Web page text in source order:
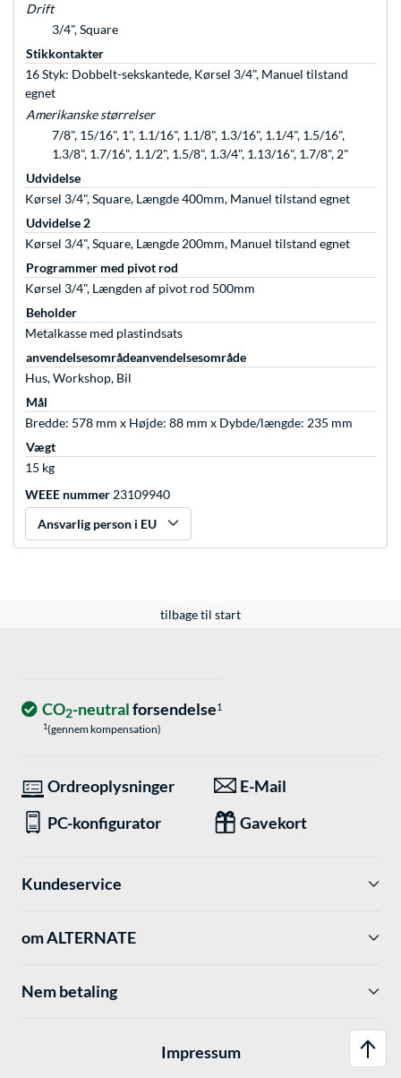
Drift
3/4", Square
Stikkontakter
16 Styk: Dobbelt-sekskantede, Kørsel 3/4", Manuel tilstand
egnet
Amerikanske størrelser
7/8", 15/16", 1", 1.1/16", 1.1/8", 1.3/16", 1.1/4", 1.5/16",
1.3/8", 1.7/16", 1.1/2", 1.5/8", 1.3/4", 1.13/16", 1.7/8", 2"
Udvidelse
Kørsel 3/4", Square, Længde 400mm, Manuel tilstand egnet
Udvidelse 2
Kørsel 3/4", Square, Længde 200mm, Manuel tilstand egnet
Programmer med pivot rod
Kørsel 3/4", Længden af pivot rod 500mm
Beholder
Metalkasse med plastindsats
anvendelsesområdeanvendelsesområde
Hus, Workshop, Bil
Mål
Bredde: 578 mm x Højde: 88 mm x Dybde/længde: 235 mm
Vægt
15 kg
WEEE nummer 23109940
Ansvarlig person i EU
tilbage til start
CO2-neutralforsendelse1
1(gennem kompensation)
Ordreoplysninger
E-Mail
PC-konfigurator
Gavekort
Kundeservice
om ALTERNATE
Nem betaling
Impressum